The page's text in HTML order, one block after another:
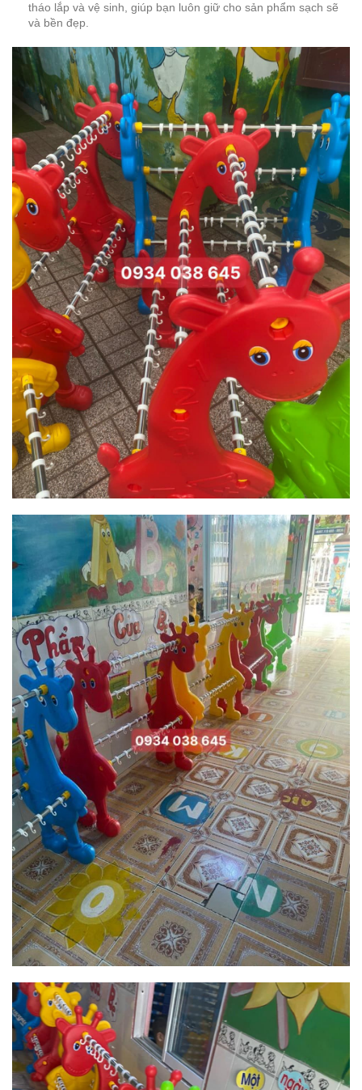
tháo lắp và vệ sinh, giúp bạn luôn giữ cho sản phẩm sạch sẽ
và bền đẹp.